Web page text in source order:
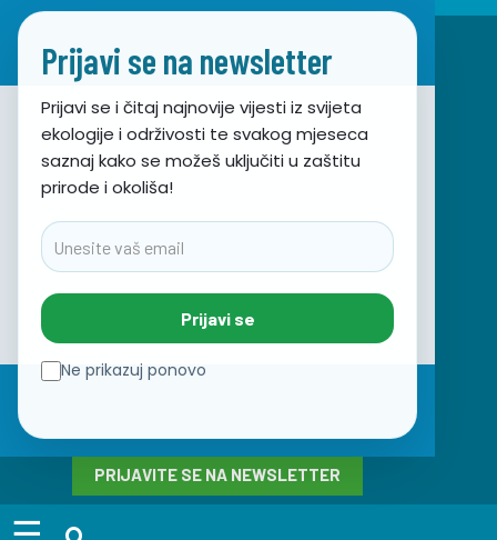
Prijavi se na newsletter
Prijavi se i čitaj najnovije vijesti iz svijeta
ekologije i održivosti te svakog mjeseca
saznaj kako se možeš uključiti u zaštitu
prirode i okoliša!
Email
Prijavi se
Ne prikazuj ponovo
Udruga za prirodu, okoliš i održivi razvoj Sunce
Obala hrvatskog narodnog preporoda 7
21000 Split, Hrvatska
email:info@sunce-st.org
Tel: +385.21.360779
Fax: +385.21.317254
PRIJAVITE SE NA NEWSLETTER